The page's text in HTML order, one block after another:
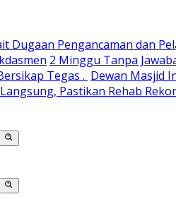
Dugaan Pengancaman dan
2 Minggu Tanpa
Tegas . Dewan Masjid
Pastikan Rehab